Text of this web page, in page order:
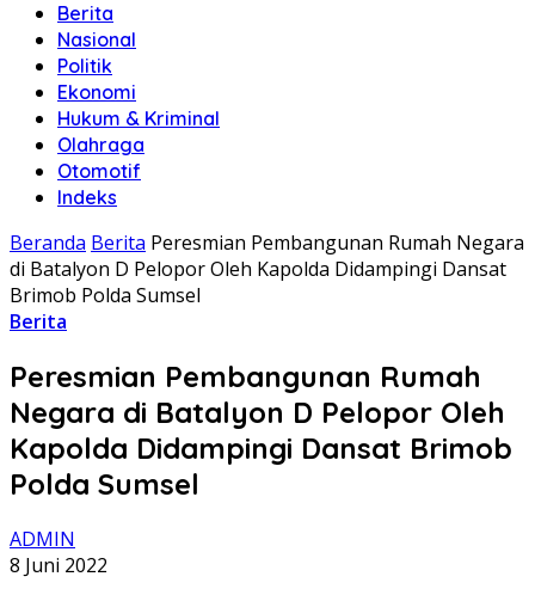
Berita
Nasional
Politik
Ekonomi
Hukum & Kriminal
Olahraga
Otomotif
Indeks
Beranda Berita Peresmian Pembangunan Rumah Negara
di Batalyon D Pelopor Oleh Kapolda Didampingi Dansat
Brimob Polda Sumsel
Berita
Peresmian Pembangunan Rumah
Negara di Batalyon D Pelopor Oleh
Kapolda Didampingi Dansat Brimob
Polda Sumsel
ADMIN
8 Juni 2022